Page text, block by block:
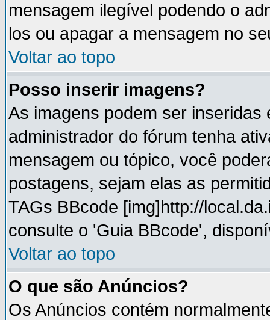
mensagem ilegível podendo o
los ou apagar a mensagem no
Voltar ao topo
Posso inserir imagens?
As imagens podem ser
administrador do fórum tenha
mensagem ou tópico, você
postagens, sejam elas as
TAGs BBcode [img]http://
consulte o 'Guia BBcode',
Voltar ao topo
O que são Anúncios?
Os Anúncios contém